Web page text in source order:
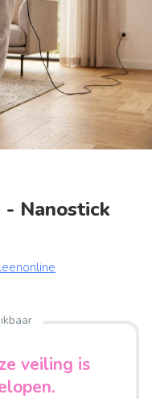
Nanostick
veiling is